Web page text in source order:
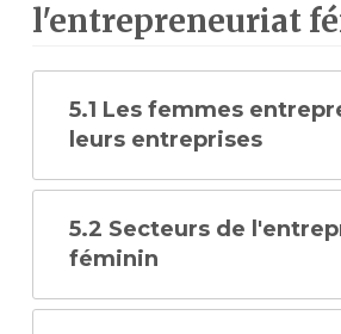
l'entrepreneuriat
5.1 Les femmes
leurs entreprises
5.2 Secteurs de
féminin